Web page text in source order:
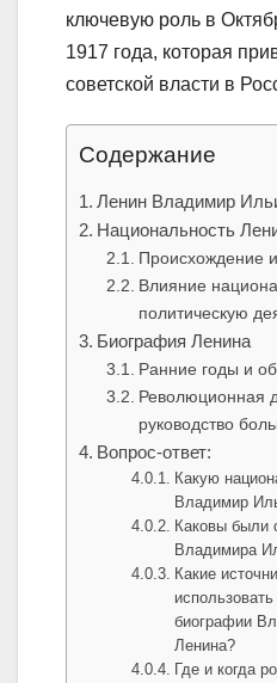
ключевую роль в
1917 года, которая
советской власти в
Содержание
Ленин Владимир
Национальность
Происхождение
Влияние
политическую
Биография Ленина
Ранние годы и
Революционная
руководство
Вопрос-ответ:
Какую
Владимир
Каковы были
Владимира
Какие
биографии
Ленина?
Где и когда